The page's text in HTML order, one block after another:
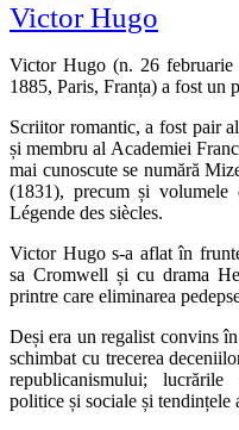
Victor Hugo
Victor Hugo (n. 26
1885, Paris, Franța) a fost un
Scriitor romantic, a fost pair
și membru al Academiei
mai cunoscute se numără
(1831), precum și
Légende des siècles.
Victor Hugo s-a aflat în
sa Cromwell și cu drama
printre care eliminarea
Deși era un regalist convins
schimbat cu trecerea
republicanismului;
politice și sociale și tendințele